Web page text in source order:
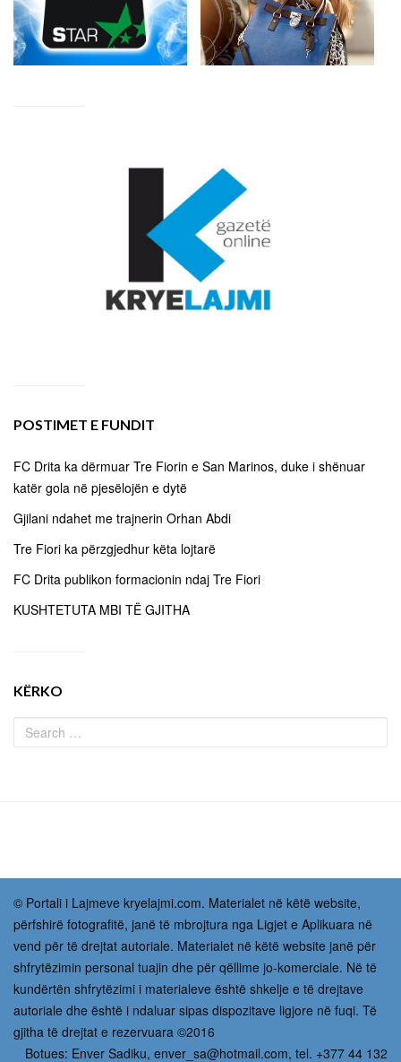
POSTIMET E FUNDIT
FC Drita ka dërmuar Tre Fiorin e San Marinos, duke i shënuar
katër gola në pjesëlojën e dytë
Gjilani ndahet me trajnerin Orhan Abdi
Tre Fiori ka përzgjedhur këta lojtarë
FC Drita publikon formacionin ndaj Tre Fiori
KUSHTETUTA MBI TË GJITHA
KËRKO
© Portali i Lajmeve kryelajmi.com. Materialet në këtë website,
përfshirë fotografitë, janë të mbrojtura nga Ligjet e Aplikuara në
vend për të drejtat autoriale. Materialet në këtë website janë për
shfrytëzimin personal tuajin dhe për qëllime jo-komerciale. Në të
kundërtën shfrytëzimi i materialeve është shkelje e të drejtave
autoriale dhe është i ndaluar sipas dispozitave ligjore në fuqi. Të
gjitha të drejtat e rezervuara ©2016
Botues: Enver Sadiku, enver_sa@hotmail.com, tel. +377 44 132